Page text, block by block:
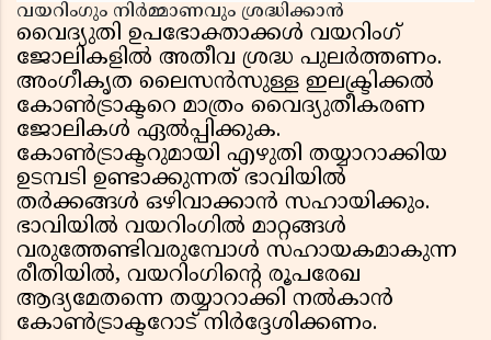
വയറിംഗും നിർമ്മാണവും ശ്രദ്ധിക്കാൻ
വൈദ്യുതി ഉപഭോക്താക്കൾ വയറിംഗ്
ജോലികളിൽ അതീവ ശ്രദ്ധ പുലർത്തണം.
അംഗീകൃത ലൈസൻസുള്ള ഇലക്ട്രിക്കൽ
കോൺട്രാക്ടറെ മാത്രം വൈദ്യുതീകരണ
ജോലികൾ ഏൽപ്പിക്കുക.
കോൺട്രാക്ടറുമായി എഴുതി തയ്യാറാക്കിയ
ഉടമ്പടി ഉണ്ടാക്കുന്നത് ഭാവിയിൽ
തർക്കങ്ങൾ ഒഴിവാക്കാൻ സഹായിക്കും.
ഭാവിയിൽ വയറിംഗിൽ മാറ്റങ്ങൾ
വരുത്തേണ്ടിവരുമ്പോൾ സഹായകമാകുന്ന
രീതിയിൽ, വയറിംഗിന്റെ രൂപരേഖ
ആദ്യമേതന്നെ തയ്യാറാക്കി നൽകാൻ
കോൺട്രാക്ടറോട് നിർദ്ദേശിക്കണം.